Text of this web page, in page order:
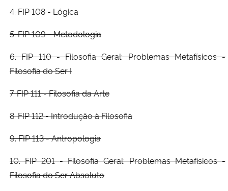
4. FIP 108 - Lógica
5. FIP 109 - Metodologia
6. FIP 110 - Filosofia Geral: Problemas Metafísicos -
Filosofia do Ser I
7. FIP 111 - Filosofia da Arte
8. FIP 112 - Introdução à Filosofia
9. FIP 113 - Antropologia
10. FIP 201 - Filosofia Geral: Problemas Metafísicos -
Filosofia do Ser Absoluto